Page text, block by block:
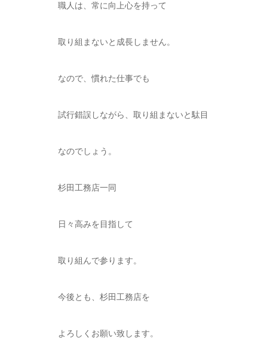
職人は、常に向上心を持って
取り組まないと成長しません。
なので、慣れた仕事でも
試行錯誤しながら、取り組まないと駄目
なのでしょう。
杉田工務店一同
日々高みを目指して
取り組んで参ります。
今後とも、杉田工務店を
よろしくお願い致します。